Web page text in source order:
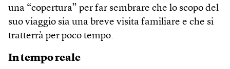
una “copertura” per far sembrare che lo scopo del
suo viaggio sia una breve visita familiare e che si
tratterrà per poco tempo.
In tempo reale